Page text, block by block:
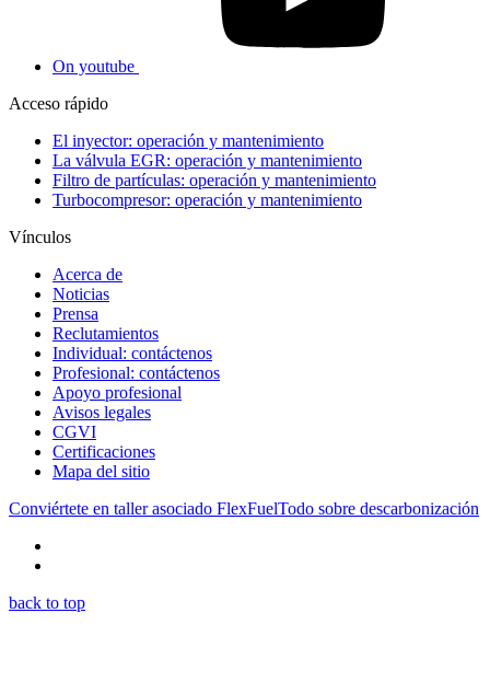
On youtube
Acceso rápido
El inyector: operación y mantenimiento
La válvula EGR: operación y mantenimiento
Filtro de partículas: operación y mantenimiento
Turbocompresor: operación y mantenimiento
Vínculos
Acerca de
Noticias
Prensa
Reclutamientos
Individual: contáctenos
Profesional: contáctenos
Apoyo profesional
Avisos legales
CGVI
Certificaciones
Mapa del sitio
Conviértete en taller asociado FlexFuelTodo sobre descarbonización
back to top